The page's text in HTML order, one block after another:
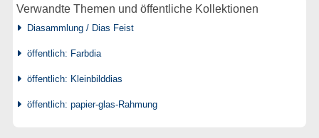
Verwandte Themen und öffentliche Kollektionen
Diasammlung / Dias Feist
öffentlich: Farbdia
öffentlich: Kleinbilddias
öffentlich: papier-glas-Rahmung